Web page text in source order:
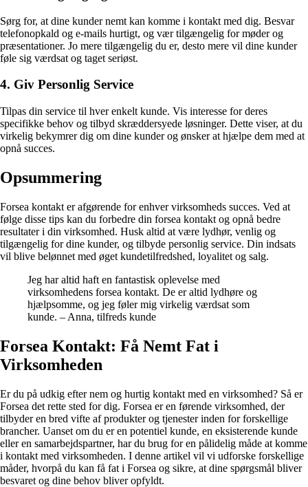
Sørg for, at dine kunder nemt kan komme i kontakt med dig. Besvar
telefonopkald og e-mails hurtigt, og vær tilgængelig for møder og
præsentationer. Jo mere tilgængelig du er, desto mere vil dine kunder
føle sig værdsat og taget seriøst.
4. Giv Personlig Service
Tilpas din service til hver enkelt kunde. Vis interesse for deres
specifikke behov og tilbyd skræddersyede løsninger. Dette viser, at du
virkelig bekymrer dig om dine kunder og ønsker at hjælpe dem med at
opnå succes.
Opsummering
Forsea kontakt er afgørende for enhver virksomheds succes. Ved at
følge disse tips kan du forbedre din forsea kontakt og opnå bedre
resultater i din virksomhed. Husk altid at være lydhør, venlig og
tilgængelig for dine kunder, og tilbyde personlig service. Din indsats
vil blive belønnet med øget kundetilfredshed, loyalitet og salg.
Jeg har altid haft en fantastisk oplevelse med
virksomhedens forsea kontakt. De er altid lydhøre og
hjælpsomme, og jeg føler mig virkelig værdsat som
kunde. – Anna, tilfreds kunde
Forsea Kontakt: Få Nemt Fat i
Virksomheden
Er du på udkig efter nem og hurtig kontakt med en virksomhed? Så er
Forsea det rette sted for dig. Forsea er en førende virksomhed, der
tilbyder en bred vifte af produkter og tjenester inden for forskellige
brancher. Uanset om du er en potentiel kunde, en eksisterende kunde
eller en samarbejdspartner, har du brug for en pålidelig måde at komme
i kontakt med virksomheden. I denne artikel vil vi udforske forskellige
måder, hvorpå du kan få fat i Forsea og sikre, at dine spørgsmål bliver
besvaret og dine behov bliver opfyldt.